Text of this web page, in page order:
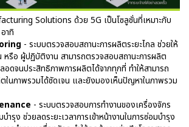
Solutions ด้วย 5G เป็นโซลูชั่นที่เหมาะกับ
าทิ
- ระบบตรวจสอบสถานะการผลิตระยะไกล ช่วยให้
หรือ ผู้ปฏิบัติงาน สามารถตรวจสอบสถานะการผลิต
อดจนประสิทธิภาพการผลิตได้จากทุกที่ ทำให้สามารถ
ในภาพรวมได้ชัดเจน และยังมองเห็นปัญหาในภาพรวม
- ระบบตรวจสอบการทำงานของเครื่องจักร
ำรุง ช่วยลดระยะเวลาการเข้าหน้างานในการซ่อมบำรุง